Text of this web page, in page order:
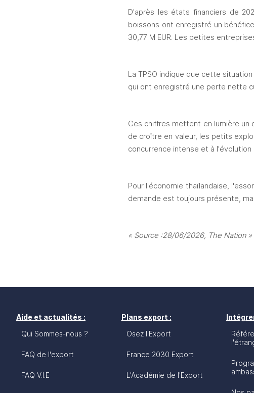
D'après les états financiers de
boissons ont enregistré un
30,77 M EUR. Les petites
La TPSO indique que cette
qui ont enregistré une perte nette
Ces chiffres mettent en lumière un
de croître en valeur, les petits
concurrence intense et à
Pour l'économie thaïlandaise,
demande est toujours présente,
« Source :28/06/2026, The Nation »
Aide et actualités :
Qui Sommes-nous ?
FAQ de l'export
FAQ V.I.E
Plans export :
Osez l'Export
France 2030 Export
L'Académie de l'Export